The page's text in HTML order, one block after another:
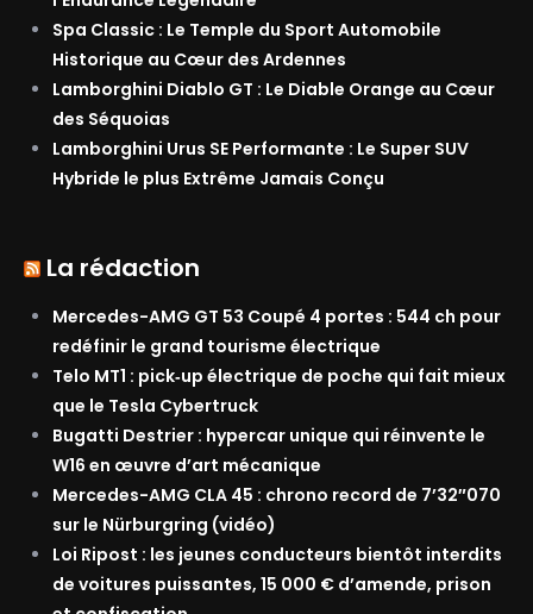
Spa Classic : Le Temple du Sport Automobile
Historique au Cœur des Ardennes
Lamborghini Diablo GT : Le Diable Orange au Cœur
des Séquoias
Lamborghini Urus SE Performante : Le Super SUV
Hybride le plus Extrême Jamais Conçu
La rédaction
Mercedes-AMG GT 53 Coupé 4 portes : 544 ch pour
redéfinir le grand tourisme électrique
Telo MT1 : pick‑up électrique de poche qui fait mieux
que le Tesla Cybertruck
Bugatti Destrier : hypercar unique qui réinvente le
W16 en œuvre d’art mécanique
Mercedes-AMG CLA 45 : chrono record de 7’32″070
sur le Nürburgring (vidéo)
Loi Ripost : les jeunes conducteurs bientôt interdits
de voitures puissantes, 15 000 € d’amende, prison